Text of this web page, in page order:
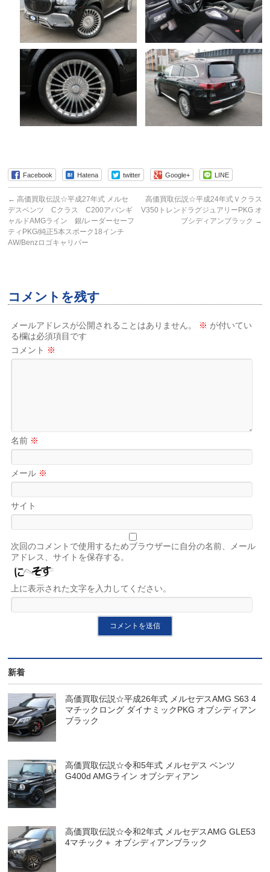
Facebook Hatena twitter Google+ LINE
← 高価買取伝説☆平成27年式 メルセ
デスベンツ Cクラス C200アバンギ
ャルドAMGライン 銀/レーダーセーフ
ティPKG/純正5本スポーク18インチ
AW/Benzロゴキャリパー
高価買取伝説☆平成24年式Ｖクラス
V350トレンドラグジュアリーPKG オ
ブシディアンブラック →
コメントを残す
メールアドレスが公開されることはありません。 ※ が付いてい
る欄は必須項目です
コメント ※
名前 ※
メール ※
サイト
次回のコメントで使用するためブラウザーに自分の名前、メール
アドレス、サイトを保存する。
上に表示された文字を入力してください。
新着
高価買取伝説☆平成26年式 メルセデスAMG S63 4
マチックロング ダイナミックPKG オブシディアン
ブラック
高価買取伝説☆令和5年式 メルセデス ベンツ
G400d AMGライン オブシディアン
高価買取伝説☆令和2年式 メルセデスAMG GLE53
4マチック＋ オブシディアンブラック